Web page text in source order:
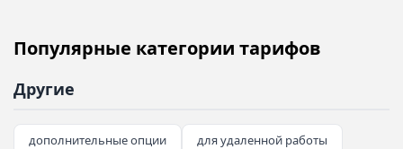
Популярные категории тарифов
Другие
дополнительные опции
для удаленной работы